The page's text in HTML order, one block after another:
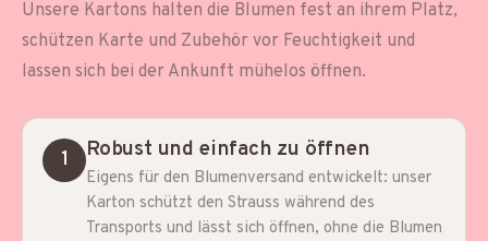
Unsere Kartons halten die Blumen fest an ihrem Platz,
schützen Karte und Zubehör vor Feuchtigkeit und
lassen sich bei der Ankunft mühelos öffnen.
1 Robust und einfach zu öffnen
Eigens für den Blumenversand entwickelt: unser
Karton schützt den Strauss während des
Transports und lässt sich öffnen, ohne die Blumen